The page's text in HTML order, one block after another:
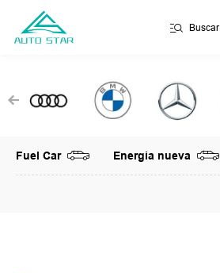
Buscar
Fuel Car Energia nueva